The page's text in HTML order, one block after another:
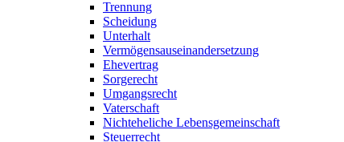
Trennung
Scheidung
Unterhalt
Vermögensauseinandersetzung
Ehevertrag
Sorgerecht
Umgangsrecht
Vaterschaft
Nichteheliche Lebensgemeinschaft
Steuerrecht